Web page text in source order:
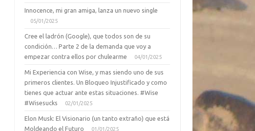
Innocence, mi gran amiga, lanza un nuevo single
05/01/2025
Cree el ladrón (Google), que todos son de su
condición… Parte 2 de la demanda que voy a
empezar contra ellos por chulearme
04/01/2025
Mi Experiencia con Wise, y mas siendo uno de sus
primeros clientes. Un Bloqueo Injustificado y como
tienes que actuar ante estas situaciones. #Wise
#Wisesucks
02/01/2025
Elon Musk: El Visionario (un tanto extraño) que está
Moldeando el Futuro
01/01/2025